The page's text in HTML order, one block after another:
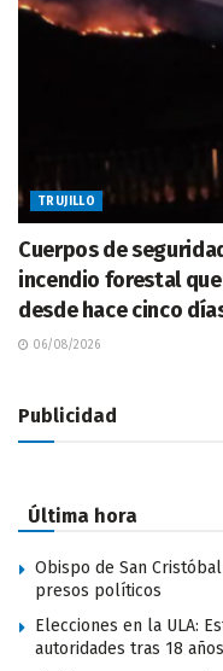
TRUJILLO
Cuerpos de
incendio forestal
desde hace cinco
06/08/2026
Publicidad
Última hora
Obispo de San
presos políticos
Elecciones en la ULA:
autoridades tras 18 años